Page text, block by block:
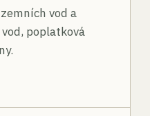
vod a
poplatková